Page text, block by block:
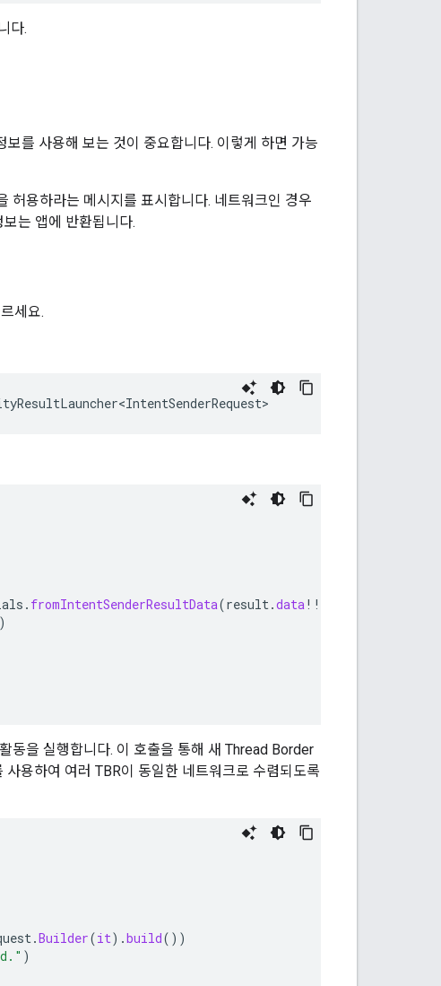
다.
보를 사용해 보는 것이 중요합니다. 이렇게 하면 가능
허용하라는 메시지를 표시합니다. 네트워크인 경우
는 앱에 반환됩니다.
세요.
. fromIntentSenderResultData(result.data!!
)
동을 실행합니다. 이 호출을 통해 새 Thread Border
용하여 여러 TBR이 동일한 네트워크로 수렴되도록
.Builder(it).build())
)